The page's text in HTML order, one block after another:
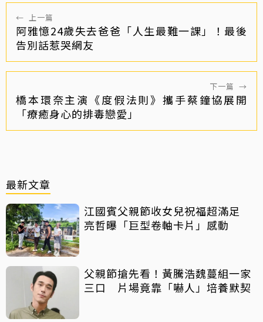
← 上一篇
阿雅憶24歲失去爸爸「人生最難一課」！最後
告別話惹哭網友
下一篇 →
橋本環奈主演《度假法則》攜手蔡鐘協展開
「療癒身心的排毒戀愛」
最新文章
江國賓父親節收女兒祝福超滿足
亮哲曝「巨型卷軸卡片」感動
父親節搶先看！黃騰浩魏蔓組一家
三口 片場竟靠「嚇人」培養默契